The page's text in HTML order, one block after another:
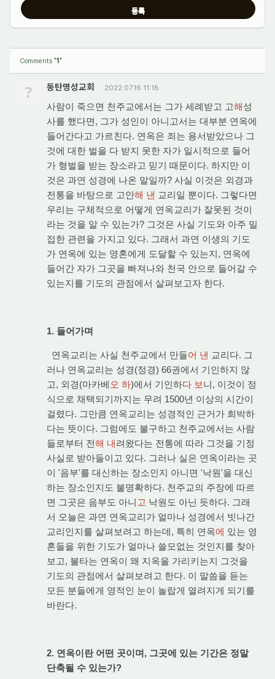
Comments '1'
? 동탄명성교회 2022.07.16 11:18
사람이 죽으면 천주교에서는 그가 세례받고 고해성
사를 했다면, 그가 성인이 아니고서는 대부분 연옥에
들어간다고 가르친다. 연옥은 죄는 용서받았으나 그
것에 대한 벌을 다 받지 못한 자가 일시적으로 들어
가 형벌을 받는 장소라고 믿기 때문이다. 하지만 이
것은 과연 성경에 나온 말일까? 사실 이것은 외경과
전통을 바탕으로 고안해 낸 교리일 뿐이다. 그렇다면
우리는 구체적으로 어떻게 연옥교리가 잘못된 것이
라는 것을 알 수 있는가? 그것은 사실 기도와 아주 밀
접한 관련을 가지고 있다. 그래서 과연 이생의 기도
가 연옥에 있는 영혼에게 도달할 수 있는지, 연옥에
들어간 자가 그곳을 빠져나와 천국 안으로 들어갈 수
있는지를 기도의 관점에서 살펴보고자 한다.
1. 들어가며
연옥교리는 사실 천주교에서 만들어 낸 교리다. 그
러나 연옥교리는 성경(정경) 66권에서 기인하지 않
고, 외경(마카베 오 하)에서 기인하다 보니, 이것이 정
식으로 채택되기까지는 무려 1500년 이상의 시간이
걸렸다. 그만큼 연옥교리는 성경적인 근거가 희박하
다는 뜻이다. 그럼에도 불구하고 천주교에서는 사람
들로부터 전해 내려왔다는 전통에 따라 그것을 기정
사실로 받아들이고 있다. 그러나 실은 연옥이라는 곳
이 '음부'를 대신하는 장소인지 아니면 '낙원'을 대신
하는 장소인지도 불명확하다. 천주교의 주장에 따르
면 그곳은 음부도 아니 고 낙원도 아닌 듯하다. 그래
서 오늘은 과연 연옥교리가 얼마나 성경에서 빗나간
교리인지를 살펴보려고 하는데, 특히 연옥에 있는 영
혼들을 위한 기도가 얼마나 쓸모없는 것인지를 찾아
보고, 불타는 연옥이 왜 지옥을 가리키는지 그것을
기도의 관점에서 살펴보려고 한다. 이 말씀을 듣는
모든 분들에게 영적인 눈이 놀랍게 열려지게 되기를
바란다.
2. 연옥이란 어떤 곳이며, 그곳에 있는 기간은 정말
단축될 수 있는가?